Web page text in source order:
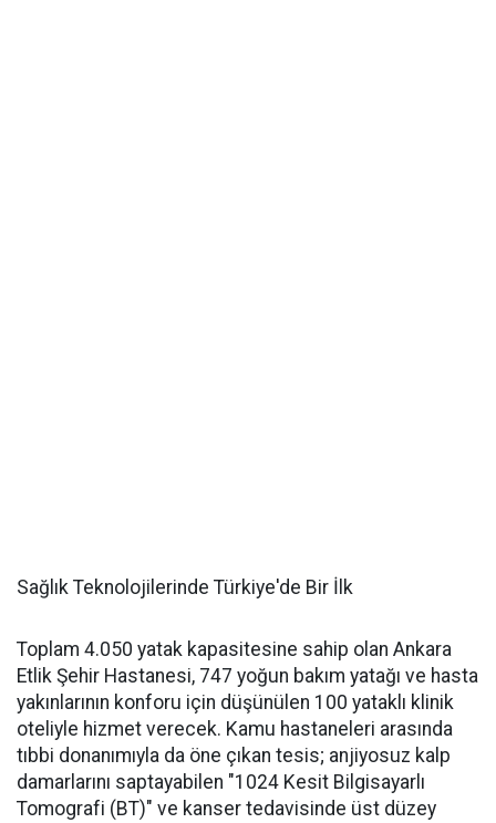
Sağlık Teknolojilerinde Türkiye'de Bir İlk
Toplam 4.050 yatak kapasitesine sahip olan Ankara
Etlik Şehir Hastanesi, 747 yoğun bakım yatağı ve hasta
yakınlarının konforu için düşünülen 100 yataklı klinik
oteliyle hizmet verecek. Kamu hastaneleri arasında
tıbbi donanımıyla da öne çıkan tesis; anjiyosuz kalp
damarlarını saptayabilen "1024 Kesit Bilgisayarlı
Tomografi (BT)" ve kanser tedavisinde üst düzey